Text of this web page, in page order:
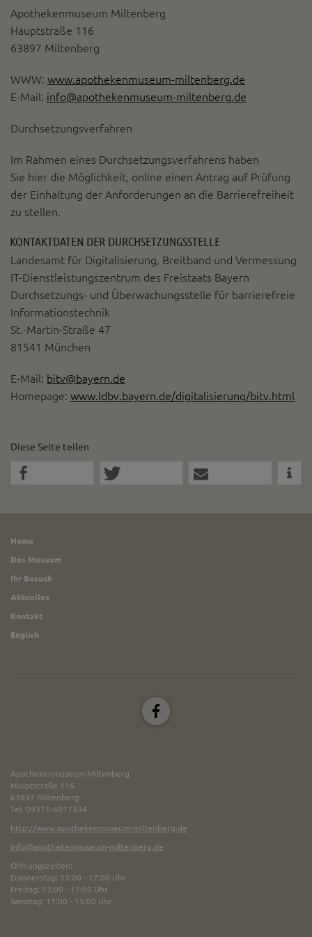
Seitenaufrufe als Statistik. Die hierdurch gespeicherten Daten werden
ausschließlich auf unseren eigenen Servern gespeichert. Eine
Übertragung an Dritte erfolgt nicht. Wir verwenden die Funktion
AnonymizeIP zur Anonymisierung Ihrer IP-Adresse, so dass diese gekürzt
werden kann.
YouTube / Vimeo
Videos werden über die Plattformen YouTube oder Vimeo eingebunden.
Besucher auf dieser Website speichert, bevor diese sich das Video
ansehen.
Eingebundene Inhalte
eingebunden. Das können Kartendienste wie z.B. Google Maps sein
oder auch Anwendungen einer externen Website.
Apothekenmuseum Miltenberg
Hauptstraße 116
63897 Miltenberg
WWW: www.apothekenmuseum-miltenberg.de
E-Mail: info@apothekenmuseum-miltenberg.de
Durchsetzungsverfahren
Im Rahmen eines Durchsetzungsverfahrens haben
Sie hier die Möglichkeit, online einen Antrag auf Prüfung
der Einhaltung der Anforderungen an die Barrierefreiheit
zu stellen.
KONTAKTDATEN DER DURCHSETZUNGSSTELLE
Landesamt für Digitalisierung, Breitband und Vermessung
IT-Dienstleistungszentrum des Freistaats Bayern
Durchsetzungs- und Überwachungsstelle für barrierefreie
Informationstechnik
St.-Martin-Straße 47
81541 München
E-Mail: bitv@bayern.de
Homepage: www.ldbv.bayern.de/digitalisierung/bitv.html
Diese Seite teilen
Home
Das Museum
Ihr Besuch
Aktuelles
Kontakt
English
Apothekenmuseum Miltenberg
Hauptstraße 116
63897 Miltenberg
Tel. 09371-6017334
http://www.apothekenmuseum-miltenberg.de
info@apothekenmuseum-miltenberg.de
Öffnungszeiten:
Donnerstag: 13:00 - 17:00 Uhr
Freitag: 13:00 - 17:00 Uhr
Samstag: 11:00 - 15:00 Uhr